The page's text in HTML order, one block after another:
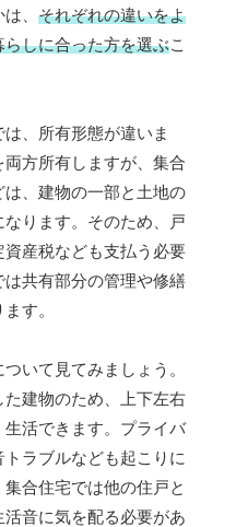
、 それぞれの違いをよ
しに合った方を選ぶこ
、所有形態が違いま
方所有しますが、集合
、建物の一部と土地の
ります。そのため、戸
産税なども支払う必要
共有部分の管理や修繕
す。
ついて見てみましょう。
建物のため、上下左右
活できます。プライバ
ラブルなども起こりに
合住宅では他の住戸と
音に気を配る必要があ